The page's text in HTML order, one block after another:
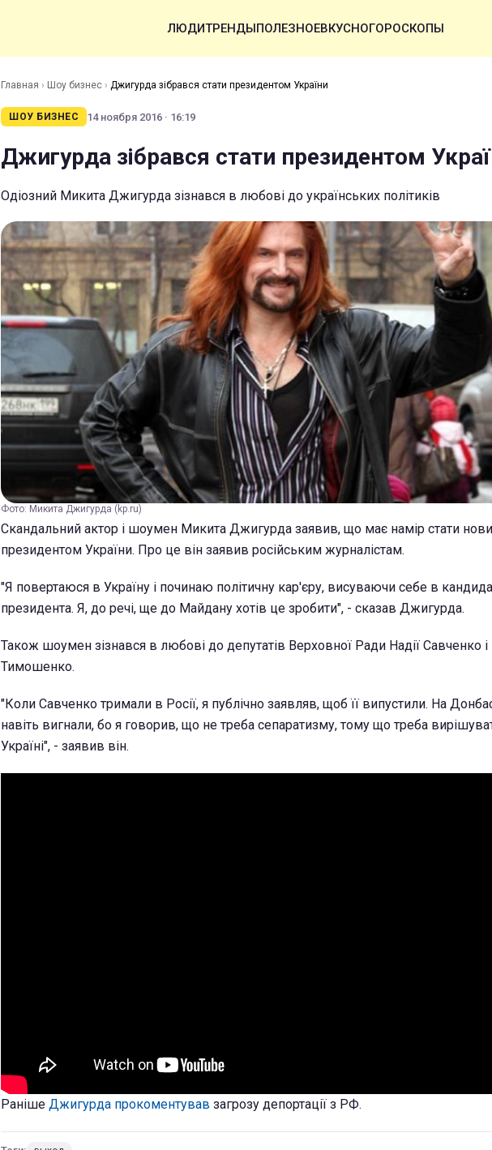
ЛЮДИТРЕНДЫПОЛЕЗНОЕВКУСНОГОРОСКОПЫ
Главная › Шоу бизнес › Джигурда зібрався стати президентом України
ШОУ БИЗНЕС 14 ноября 2016 · 16:19
Джигурда зібрався стати президентом
Одіозний Микита Джигурда зізнався в любові до українських політиків
Фото: Микита Джигурда (kp.ru)
Скандальний актор і шоумен Микита Джигурда заявив, що має намір стати
президентом України. Про це він заявив російським журналістам.
"Я повертаюся в Україну і починаю політичну кар'єру, висуваючи себе в
президента. Я, до речі, ще до Майдану хотів це зробити", - сказав Джигурда.
Також шоумен зізнався в любові до депутатів Верховної Ради Надії Савченко і
Тимошенко.
"Коли Савченко тримали в Росії, я публічно заявляв, щоб її випустили. На
навіть вигнали, бо я говорив, що не треба сепаратизму, тому що треба
Україні", - заявив він.
Раніше Джигурда прокоментував загрозу депортації з РФ.